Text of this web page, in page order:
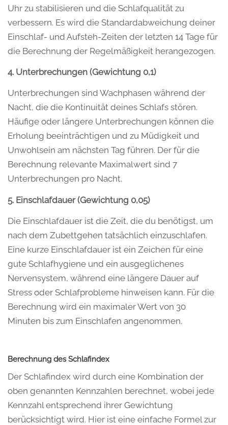
Uhr zu stabilisieren und die Schlafqualität zu
verbessern. Es wird die Standardabweichung deiner
Einschlaf- und Aufsteh-Zeiten der letzten 14 Tage für
die Berechnung der Regelmäßigkeit herangezogen.
4. Unterbrechungen (Gewichtung 0,1)
Unterbrechungen sind Wachphasen während der
Nacht, die die Kontinuität deines Schlafs stören.
Häufige oder längere Unterbrechungen können die
Erholung beeinträchtigen und zu Müdigkeit und
Unwohlsein am nächsten Tag führen. Der für die
Berechnung relevante Maximalwert sind 7
Unterbrechungen pro Nacht.
5. Einschlafdauer (Gewichtung 0,05)
Die Einschlafdauer ist die Zeit, die du benötigst, um
nach dem Zubettgehen tatsächlich einzuschlafen.
Eine kurze Einschlafdauer ist ein Zeichen für eine
gute Schlafhygiene und ein ausgeglichenes
Nervensystem, während eine längere Dauer auf
Stress oder Schlafprobleme hinweisen kann. Für die
Berechnung wird ein maximaler Wert von 30
Minuten bis zum Einschlafen angenommen.
Berechnung des Schlafindex
Der Schlafindex wird durch eine Kombination der
oben genannten Kennzahlen berechnet, wobei jede
Kennzahl entsprechend ihrer Gewichtung
berücksichtigt wird. Hier ist eine einfache Formel zur